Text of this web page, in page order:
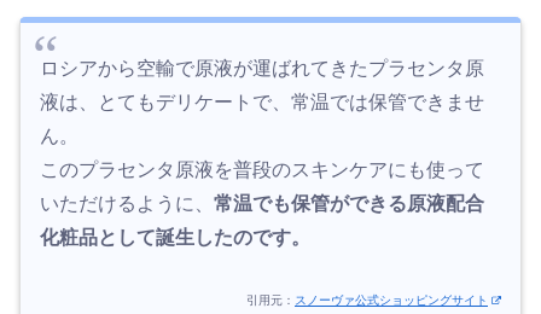
ロシアから空輸で原液が運ばれてきたプラセンタ原
液は、とてもデリケートで、常温では保管できませ
ん。
このプラセンタ原液を普段のスキンケアにも使って
いただけるように、 常温でも保管ができる原液配合
化粧品として誕生したのです。
引用元： スノーヴァ公式ショッピングサイト